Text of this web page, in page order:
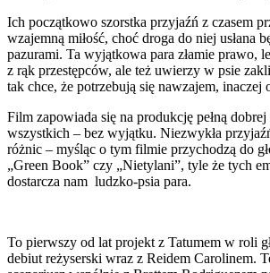
Ich początkowo szorstka przyjaźń z czasem
wzajemną miłość, choć droga do niej usłana
pazurami. Ta wyjątkowa para złamie prawo,
z rąk przestępców, ale też uwierzy w psie
tak chce, że potrzebują się nawzajem, inaczej
Film zapowiada się na produkcję pełną
wszystkich – bez wyjątku. Niezwykła
różnic – myśląc o tym filmie przychodzą do
„Green Book” czy „Nietylani”, tyle że tych
dostarcza nam ludzko-psia para.
To pierwszy od lat projekt z Tatumem w roli
debiut reżyserski wraz z Reidem Carolinem.